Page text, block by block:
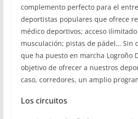
complemento perfecto para el
deportistas populares que ofrece
médico deportivos; acceso
musculación; pistas de pádel… Sin
que ha puesto en marcha Logroño
objetivo de ofrecer a nuestros
caso, corredores, un amplio
Los circuitos